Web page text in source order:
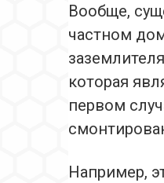
Вообще,
частном
которая
первом
Например,